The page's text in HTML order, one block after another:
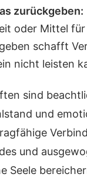
zurückgeben:
oder Mittel
schafft
nicht leisten
sind
und
und
Seele